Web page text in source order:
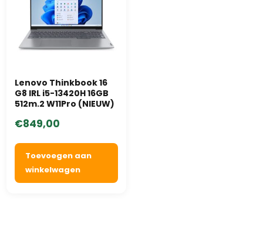
Lenovo Thinkbook 16
G8 IRL i5-13420H 16GB
512m.2 W11Pro (NIEUW)
€849,00
Toevoegen aan
winkelwagen